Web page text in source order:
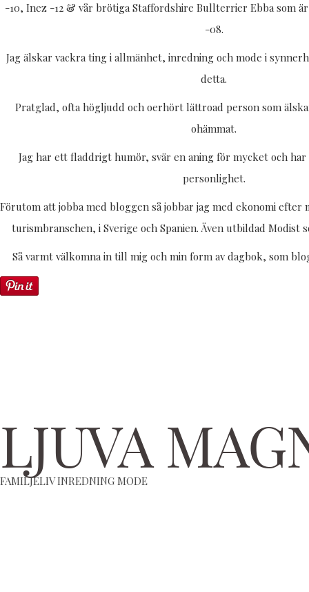
-10, Inez -12 & vår brötiga Staffordshire Bullterrier Ebba som
-08.
Jag älskar vackra ting i allmänhet, inredning och mode i
detta.
Pratglad, ofta högljudd och oerhört lättroad person som
ohämmat.
Jag har ett fladdrigt humör, svär en aning för mycket och har
personlighet.
Förutom att jobba med bloggen så jobbar jag med ekonomi efter
turismbranschen, i Sverige och Spanien. Även utbildad Modist
Så varmt välkomna in till mig och min form av dagbok, som
LJUVA
FAMILJELIV INREDNING MODE